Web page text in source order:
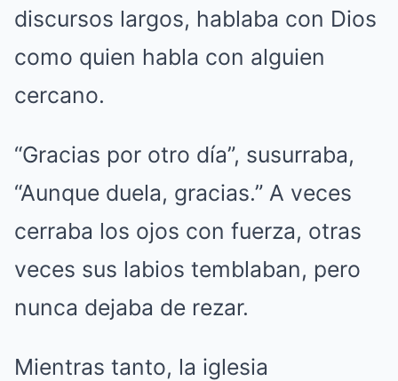
discursos largos, hablaba con Dios
como quien habla con alguien
cercano.
“Gracias por otro día”, susurraba,
“Aunque duela, gracias.” A veces
cerraba los ojos con fuerza, otras
veces sus labios temblaban, pero
nunca dejaba de rezar.
Mientras tanto, la iglesia